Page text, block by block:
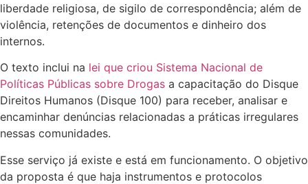
liberdade religiosa, de sigilo de correspondência; além de
violência, retenções de documentos e dinheiro dos
internos.
O texto inclui na lei que criou Sistema Nacional de
Políticas Públicas sobre Drogas a capacitação do Disque
Direitos Humanos (Disque 100) para receber, analisar e
encaminhar denúncias relacionadas a práticas irregulares
nessas comunidades.
Esse serviço já existe e está em funcionamento. O objetivo
da proposta é que haja instrumentos e protocolos